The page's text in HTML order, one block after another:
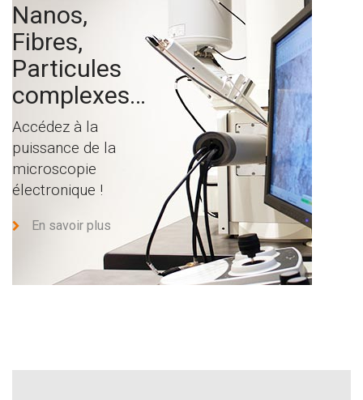
Nanos,
Fibres,
Particules
complexes…
Accédez à la
puissance de la
microscopie
électronique !
En savoir plus